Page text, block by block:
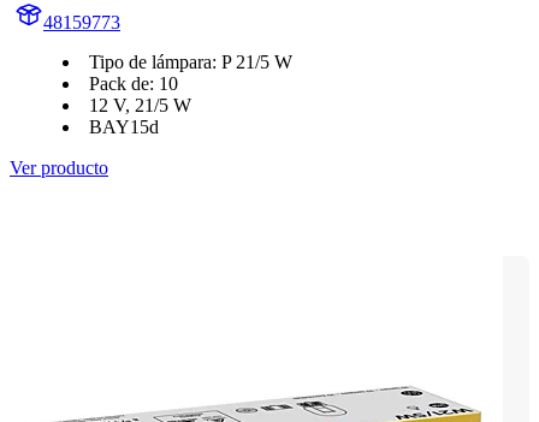
48159773
Tipo de lámpara: P 21/5 W
Pack de: 10
12 V, 21/5 W
BAY15d
Ver producto